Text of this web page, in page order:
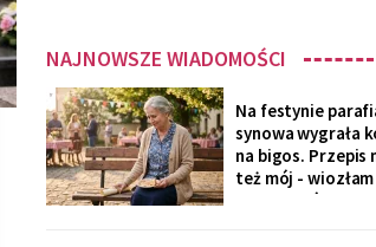
NAJNOWSZE WIADOMOŚCI
Na festynie
synowa wygrała
na bigos. Przepis
też mój -
rano taksówką,